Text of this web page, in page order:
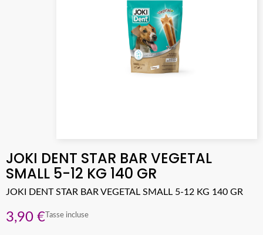
JOKI DENT STAR BAR VEGETAL
SMALL 5-12 KG 140 GR
JOKI DENT STAR BAR VEGETAL SMALL 5-12 KG 140 GR
3,90 € Tasse incluse